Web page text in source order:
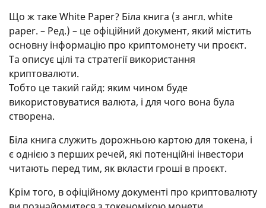
Що ж таке White Paper? Біла книга (з англ. white
paper. – Ред.) – це офіційний документ, який містить
основну інформацію про криптомонету чи проєкт.
Та описує цілі та стратегії використання
криптовалюти.
Тобто це такий гайд: яким чином буде
використовуватися валюта, і для чого вона була
створена.
Біла книга служить дорожньою картою для токена, і
є однією з перших речей, які потенційні інвестори
читають перед тим, як вкласти гроші в проєкт.
Крім того, в офіційному документі про криптовалюту